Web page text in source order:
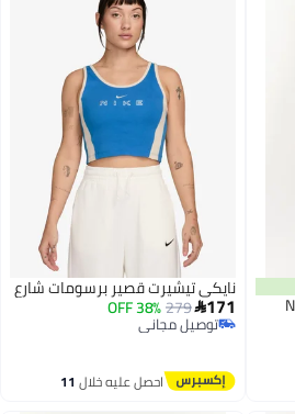
نايكي تيشيرت قصير برسومات شارع
171
279
38% OFF
توصيل مجاني
توصيل مجاني
احصل عليه خلال11
اغسطس